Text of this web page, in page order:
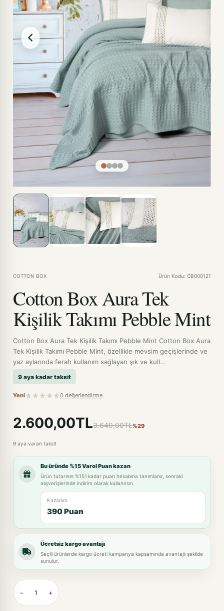
COTTON BOX Ürün Kodu: CB000121
Cotton Box Aura Tek
Kişilik Takımı Pebble Mint
Cotton Box Aura Tek Kişilik Takımı Pebble Mint Cotton Box Aura
Tek Kişilik Takımı Pebble Mint, özellikle mevsim geçişlerinde ve
yaz aylarında ferah kullanım sağlayan şık ve kull...
9 aya kadar taksit
Yeni 0 değerlendirme
2.600,00TL3.640,00TL%29
9 aya varan taksit
Bu üründe %15 Varol Puan kazan
Ürün tutarının %15'i kadar puan hesabına tanımlanır, sonraki
alışverişlerinde indirim olarak kullanırsın.
Kazanım
390 Puan
Ücretsiz kargo avantajı
Seçili ürünlerde kargo ücreti kampanya kapsamında avantajlı şekilde
sunulur.
− +